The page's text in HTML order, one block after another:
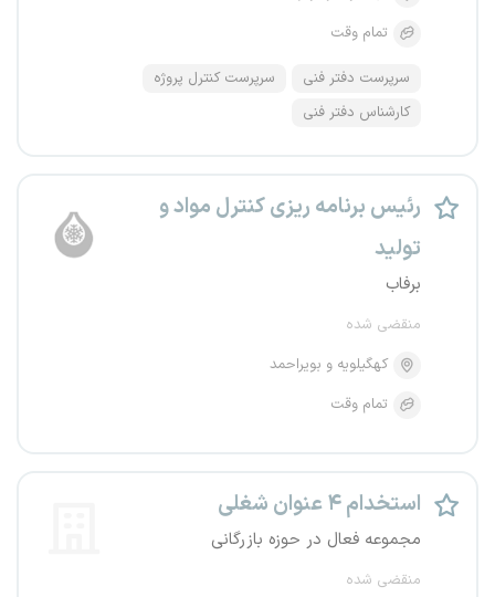
تمام وقت
سرپرست دفتر فنی
سرپرست کنترل پروژه
کارشناس دفتر فنی
رئیس برنامه ریزی کنترل مواد و
تولید
برفاب
منقضی شده
کهگیلویه و بویراحمد
تمام وقت
استخدام ۴ عنوان شغلی
مجموعه فعال در حوزه بازرگانی
منقضی شده